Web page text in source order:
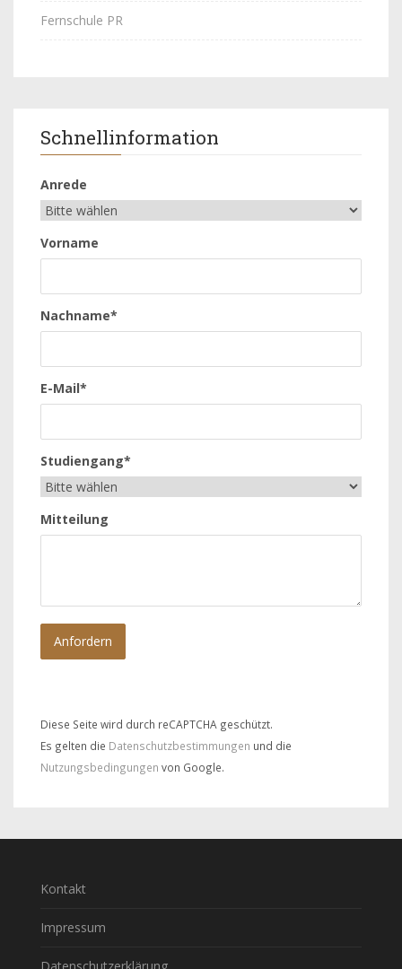
Fernschule PR
Schnellinformation
Anrede
Vorname
Nachname*
E-Mail*
Studiengang*
Mitteilung
Diese Seite wird durch reCAPTCHA geschützt.
Es gelten die Datenschutzbestimmungen und die
Nutzungsbedingungen von Google.
Kontakt
Impressum